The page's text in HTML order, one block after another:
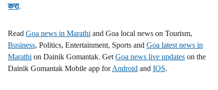
करा.
Read Goa news in Marathi and Goa local news on Tourism,
Business, Politics, Entertainment, Sports and Goa latest news in
Marathi on Dainik Gomantak. Get Goa news live updates on the
Dainik Gomantak Mobile app forAndroid and IOS.